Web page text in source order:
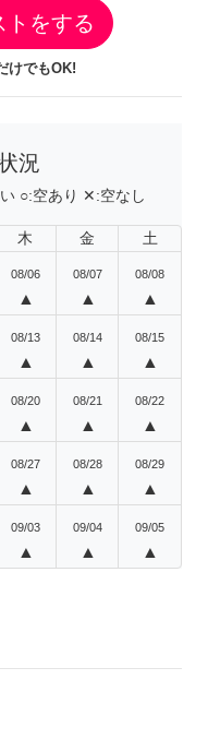
トをする
けでもOK!
況
○:空あり ✕:空なし
木 金 土
08/06
▲
08/07
▲
08/08
▲
08/13
▲
08/14
▲
08/15
▲
08/20
▲
08/21
▲
08/22
▲
08/27
▲
08/28
▲
08/29
▲
09/03
▲
09/04
▲
09/05
▲